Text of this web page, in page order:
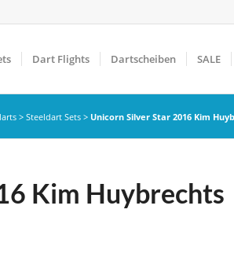
Dart Flights Dartscheiben SALE
> Steeldart Sets > Unicorn Silver Star 2016 Kim
Kim Huybrechts